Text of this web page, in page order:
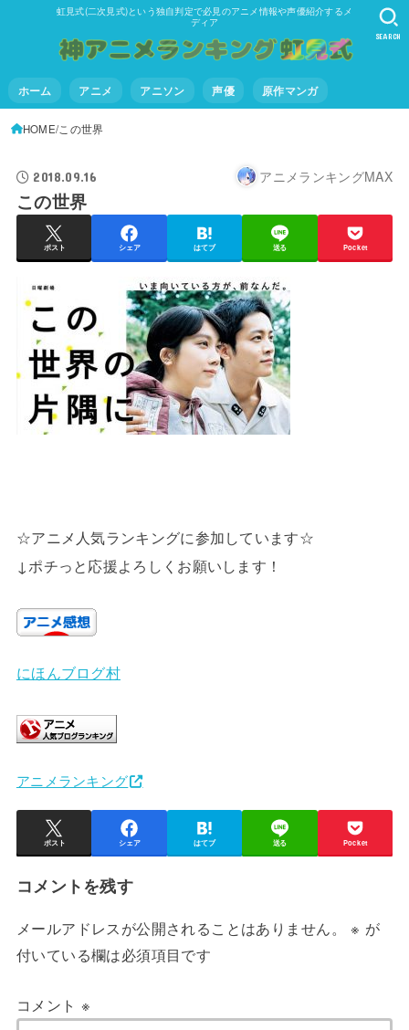
虹見式(二次見式)という独自判定で必見のアニメ情報や声優紹介するメ
ディア
ホーム アニメ アニソン 声優 原作マンガ
SEARCH
HOME この世界
2018.09.16 アニメランキングMAX
この世界
ポスト シェア はてブ 送る Pocket
☆アニメ人気ランキングに参加しています☆
↓ポチっと応援よろしくお願いします！
にほんブログ村
アニメランキング
ポスト シェア はてブ 送る Pocket
コメントを残す
メールアドレスが公開されることはありません。 ※ が
付いている欄は必須項目です
コメント ※